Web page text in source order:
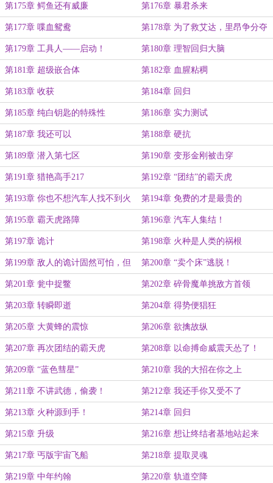
第175章 鳄鱼还有威廉 第176章 暴君杀来
第177章 喋血鸳鸯 第178章 为了救艾达，里昂争分夺
秒——下象棋！？
第179章 工具人——启动！ 第180章 理智回归大脑
第181章 超级嵌合体 第182章 血腥粘稠
第183章 收获 第184章 回归
第185章 纯白钥匙的特殊性 第186章 实力测试
第187章 我还可以 第188章 硬抗
第189章 潜入第七区 第190章 变形金刚被击穿
第191章 猎艳高手217 第192章 “团结”的霸天虎
第193章 你也不想汽车人找不到火
种源吧！
第194章 免费的才是最贵的
第195章 霸天虎路障 第196章 汽车人集结！
第197章 诡计 第198章 火种是人类的祸根
第199章 敌人的诡计固然可怕，但
队友的猜疑更加致命
第200章 “卖个床”逃脱！
第201章 瓮中捉鳖 第202章 碎骨魔单挑敌方首领
第203章 转瞬即逝 第204章 得势便猖狂
第205章 大黄蜂的震惊 第206章 欲擒故纵
第207章 再次团结的霸天虎 第208章 以命搏命威震天怂了！
第209章 “蓝色彗星” 第210章 我的大招在你之上
第211章 不讲武德，偷袭！ 第212章 我还手你又受不了
第213章 火种源到手！ 第214章 回归
第215章 升级 第216章 想让终结者基地站起来
第217章 丐版宇宙飞船 第218章 提取灵魂
第219章 中年约翰 第220章 轨道空降